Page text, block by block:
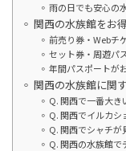
雨の日でも安心の
関西の水族館をお
前売り券・Webチ
セット券・周遊パ
年間パスポートが
関西の水族館に関
Q. 関西で一番大き
Q. 関西でイルカシ
Q. 関西でシャチが
Q. 関西の水族館で